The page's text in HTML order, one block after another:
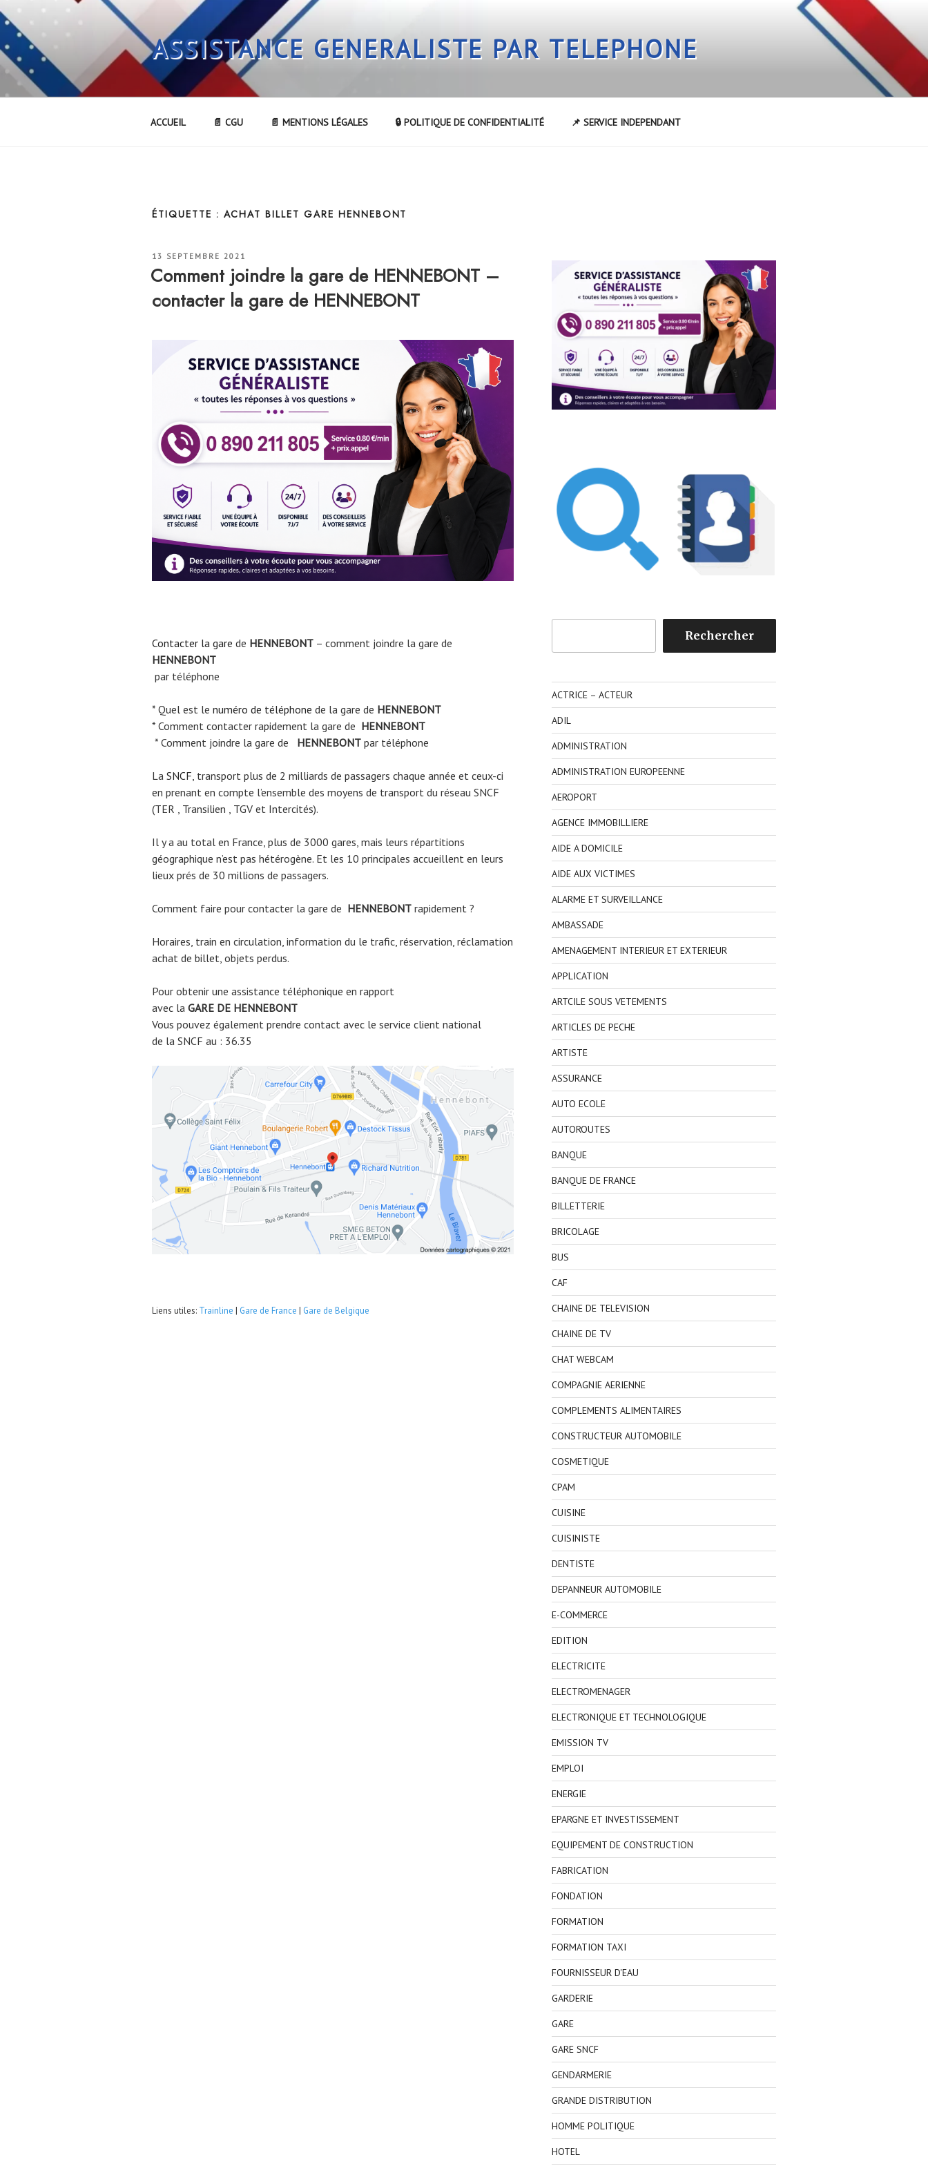
Aller
au
contenu
principal
ASSISTANCE GENERALISTE PAR TELEPHONE
ACCUEIL 📄 CGU 📄 MENTIONS LÉGALES 🔒 POLITIQUE DE CONFIDENTIALITÉ 📌 SERVICE INDEPENDANT
ÉTIQUETTE : ACHAT BILLET GARE HENNEBONT
PUBLIÉ
13 SEPTEMBRE 2021
Comment joindre la gare de HENNEBONT –
contacter la gare de HENNEBONT
Contacter la gare de HENNEBONT – comment joindre la gare de
HENNEBONT
par téléphone
* Quel est le numéro de téléphone de la gare de HENNEBONT
* Comment contacter rapidement la gare de HENNEBONT
* Comment joindre la gare de
HENNEBONT par téléphone
La SNCF, transport plus de 2 milliards de passagers chaque année et ceux-ci
en prenant en compte l’ensemble des moyens de transport du réseau SNCF
(TER , Transilien , TGV et Intercités).
Il y a au total en France, plus de 3000 gares, mais leurs répartitions
géographique n’est pas hétérogène. Et les 10 principales accueillent en leurs
lieux prés de 30 millions de passagers.
Comment faire pour contacter la gare de HENNEBONT rapidement ?
Horaires, train en circulation, information du le trafic, réservation, réclamation
achat de billet, objets perdus.
Pour obtenir une assistance téléphonique en rapport
avec la GARE DE HENNEBONT
Vous pouvez également prendre contact avec le service client national
de la SNCF au : 36.35
Liens utiles: Trainline | Gare de France | Gare de Belgique
Rechercher
ACTRICE – ACTEUR
ADIL
ADMINISTRATION
ADMINISTRATION EUROPEENNE
AEROPORT
AGENCE IMMOBILLIERE
AIDE A DOMICILE
AIDE AUX VICTIMES
ALARME ET SURVEILLANCE
AMBASSADE
AMENAGEMENT INTERIEUR ET EXTERIEUR
APPLICATION
ARTCILE SOUS VETEMENTS
ARTICLES DE PECHE
ARTISTE
ASSURANCE
AUTO ECOLE
AUTOROUTES
BANQUE
BANQUE DE FRANCE
BILLETTERIE
BRICOLAGE
BUS
CAF
CHAINE DE TELEVISION
CHAINE DE TV
CHAT WEBCAM
COMPAGNIE AERIENNE
COMPLEMENTS ALIMENTAIRES
CONSTRUCTEUR AUTOMOBILE
COSMETIQUE
CPAM
CUISINE
CUISINISTE
DENTISTE
DEPANNEUR AUTOMOBILE
E-COMMERCE
EDITION
ELECTRICITE
ELECTROMENAGER
ELECTRONIQUE ET TECHNOLOGIQUE
EMISSION TV
EMPLOI
ENERGIE
EPARGNE ET INVESTISSEMENT
EQUIPEMENT DE CONSTRUCTION
FABRICATION
FONDATION
FORMATION
FORMATION TAXI
FOURNISSEUR D'EAU
GARDERIE
GARE
GARE SNCF
GENDARMERIE
GRANDE DISTRIBUTION
HOMME POLITIQUE
HOTEL